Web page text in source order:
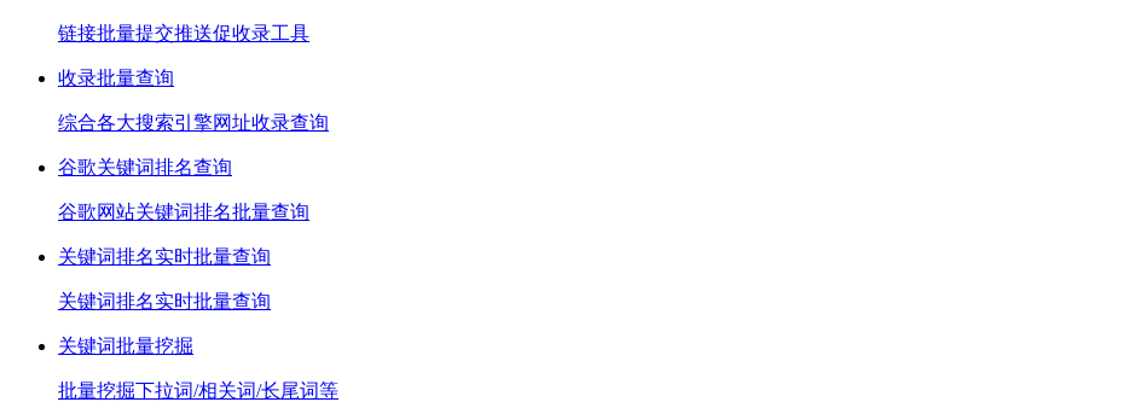
链接批量提交推送促收录工具
收录批量查询
综合各大搜索引擎网址收录查询
谷歌关键词排名查询
谷歌网站关键词排名批量查询
关键词排名实时批量查询
关键词排名实时批量查询
关键词批量挖掘
批量挖掘下拉词/相关词/长尾词等